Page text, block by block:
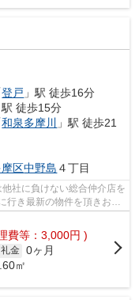
登戸 」駅 徒歩16分
駅 徒歩15分
和泉多摩川 」駅 徒歩21
摩区中野島 ４丁目
社に負けない総合仲介店を
行き最新の物件を頂きお客
費等：3,000円 )
礼金 0ヶ月
㎡